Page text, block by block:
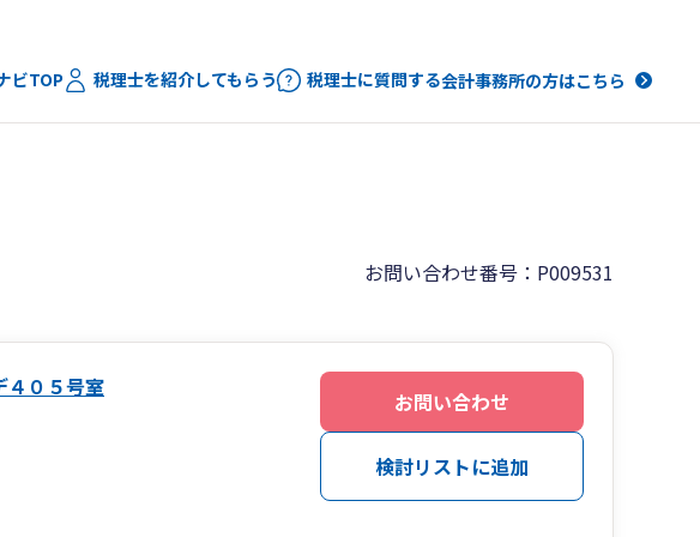
ビTOP 税理士を紹介してもらう 税理士に質問する会計事務所の方はこちら
お問い合わせ番号：P009531
４０５号室
お問い合わせ
検討リストに追加